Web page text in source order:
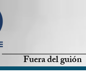
Fuera del guión